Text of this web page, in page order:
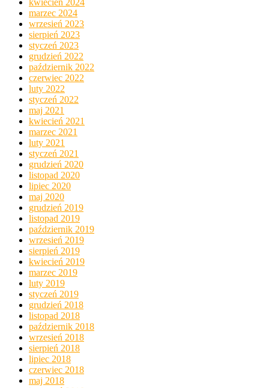
marzec 2024
wrzesień 2023
sierpień 2023
styczeń 2023
grudzień 2022
październik 2022
czerwiec 2022
luty 2022
styczeń 2022
maj 2021
kwiecień 2021
marzec 2021
luty 2021
styczeń 2021
grudzień 2020
listopad 2020
lipiec 2020
maj 2020
grudzień 2019
listopad 2019
październik 2019
wrzesień 2019
sierpień 2019
kwiecień 2019
marzec 2019
luty 2019
styczeń 2019
grudzień 2018
listopad 2018
październik 2018
wrzesień 2018
sierpień 2018
lipiec 2018
czerwiec 2018
maj 2018